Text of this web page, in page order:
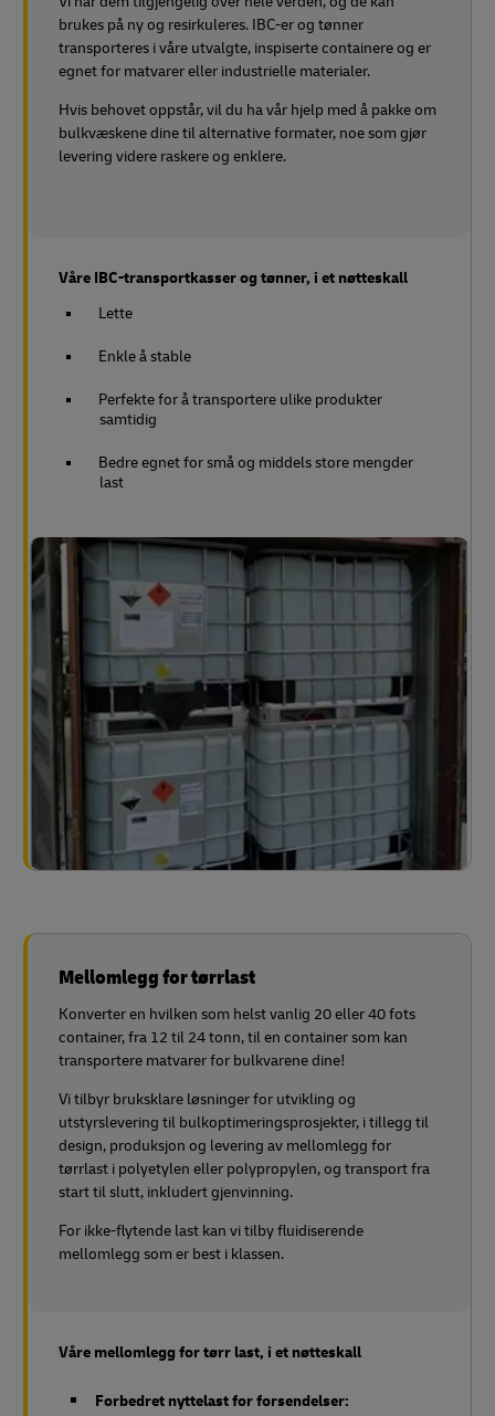
brukes på ny og resirkuleres. IBC-er og tønner
transporteres i våre utvalgte, inspiserte containere og er
egnet for matvarer eller industrielle materialer.
Hvis behovet oppstår, vil du ha vår hjelp med å pakke om
bulkvæskene dine til alternative formater, noe som gjør
levering videre raskere og enklere.
Våre IBC-transportkasser og tønner, i et nøtteskall
Lette
Enkle å stable
Perfekte for å transportere ulike produkter
samtidig
Bedre egnet for små og middels store mengder
last
Mellomlegg for tørrlast
Konverter en hvilken som helst vanlig 20 eller 40 fots
container, fra 12 til 24 tonn, til en container som kan
transportere matvarer for bulkvarene dine!
Vi tilbyr bruksklare løsninger for utvikling og
utstyrslevering til bulkoptimeringsprosjekter, i tillegg til
design, produksjon og levering av mellomlegg for
tørrlast i polyetylen eller polypropylen, og transport fra
start til slutt, inkludert gjenvinning.
For ikke-flytende last kan vi tilby fluidiserende
mellomlegg som er best i klassen.
Våre mellomlegg for tørr last, i et nøtteskall
Forbedret nyttelast for forsendelser: